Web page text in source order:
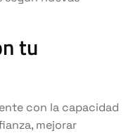
tu
con la capacidad
mejorar